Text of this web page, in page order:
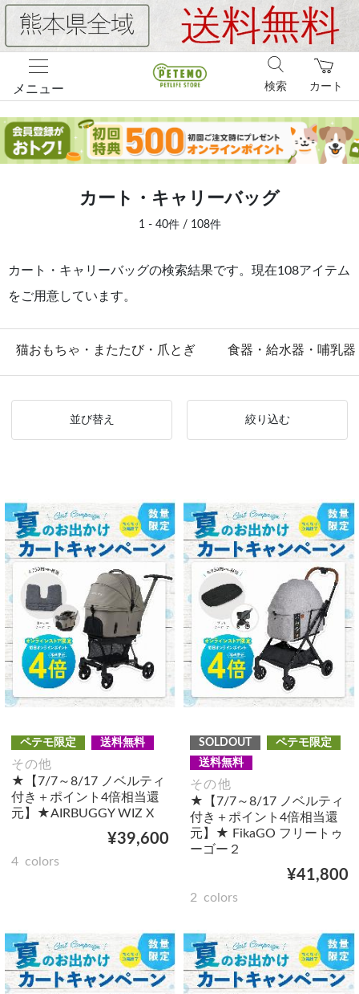
メニュー カート
検索
カート・キャリーバッグ
1 - 40件 / 108件
カート・キャリーバッグの検索結果です。現在108アイテム
をご用意しています。
猫おもちゃ・またたび・爪とぎ 食器・給水器・哺乳器
並び替え 絞り込む
ペテモ限定 送料無料
その他
★【7/7～8/17 ノベルティ
付き＋ポイント4倍相当還
元】★AIRBUGGY WIZ X
¥39,600
4 colors
SOLDOUT
ペテモ限定
送料無料
その他
★【7/7～8/17 ノベルティ
付き＋ポイント4倍相当還
元】★ FikaGO フリートゥ
ーゴー２
¥41,800
2 colors